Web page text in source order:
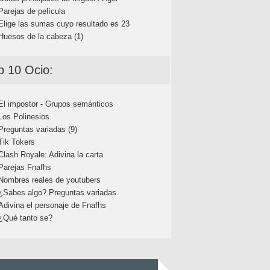
de película
las sumas cuyo resultado es 23
de la cabeza (1)
10 Ocio:
impostor - Grupos semánticos
Polinesios
variadas (9)
Tokers
Royale: Adivina la carta
Fnafhs
reales de youtubers
algo? Preguntas variadas
el personaje de Fnafhs
tanto se?